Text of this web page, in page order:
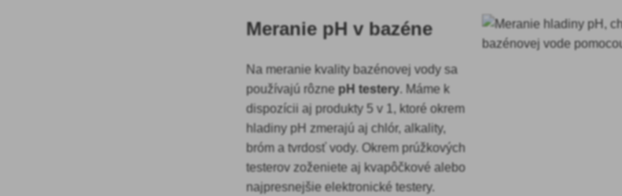
Meranie pH v bazéne
Na meranie kvality bazénovej vody sa
používajú rôznepH testery. Máme k
dispozícii aj produkty 5 v 1, ktoré okrem
hladiny pH zmerajú aj chlór, alkality,
bróm a tvrdosť vody. Okrem prúžkových
testerov zoženiete aj kvapôčkové alebo
najpresnejšie elektronické testery.